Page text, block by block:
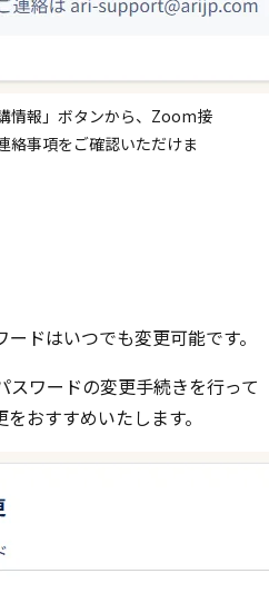
情報」ボタンから、Zoom接
絡事項をご確認いただけま
ドはいつでも変更可能です。
スワードの変更手続きを行って
おすすめいたします。